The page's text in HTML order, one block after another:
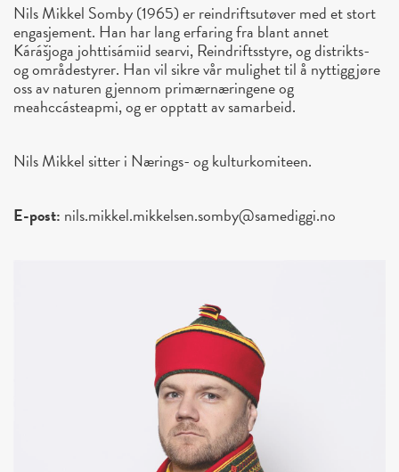
Nils Mikkel Somby (1965) er reindriftsutøver med et stort
engasjement. Han har lang erfaring fra blant annet
Kárášjoga johttisámiid searvi, Reindriftsstyre, og distrikts-
og områdestyrer. Han vil sikre vår mulighet til å nyttiggjøre
oss av naturen gjennom primærnæringene og
meahccásteapmi, og er opptatt av samarbeid.
Nils Mikkel sitter i Nærings- og kulturkomiteen.
E-post: nils.mikkel.mikkelsen.somby@samediggi.no